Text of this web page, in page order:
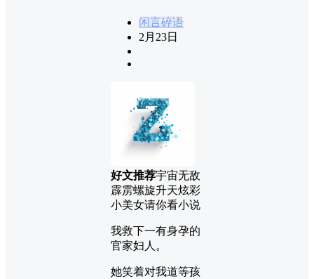
闲言碎语
2月23日
好文推荐宇宙无敌
霹雳螺旋升天炫彩
小美女请你看小说
我救下一有身孕的
官家妇人。
她笑着对我道等孩